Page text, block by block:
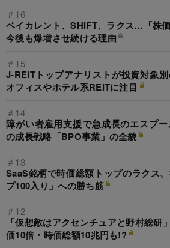
＃16
ベイカレント、SHIFT、ラクス…「株
今後も爆増させ続ける理由
＃15
J-REITトップアナリストが投資対象
オフィスやホテル系REITに注目
＃14
障がい者雇用支援で急成長のエスプ
の成長戦略「BPO事業」の全貌
＃13
SaaS銘柄で時価総額トップのラクス
プ100入り」への勝ち筋
＃12
「仮想敵はアクセンチュアと野村総研
価10倍・時価総額10兆円も!?